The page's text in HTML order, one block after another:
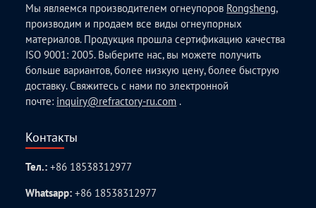
Мы являемся производителем огнеупоров Rongsheng,
производим и продаем все виды огнеупорных
материалов. Продукция прошла сертификацию качества
ISO 9001: 2005. Выберите нас, вы можете получить
больше вариантов, более низкую цену, более быструю
доставку. Свяжитесь с нами по электронной
почте: inquiry@refractory-ru.com .
Контакты
Тел.:+86 18538312977
Whatsapp:+86 18538312977